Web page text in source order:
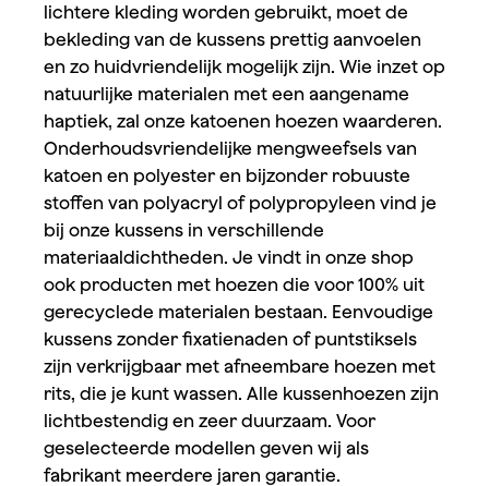
lichtere kleding worden gebruikt, moet de
bekleding van de kussens prettig aanvoelen
en zo huidvriendelijk mogelijk zijn. Wie inzet op
natuurlijke materialen met een aangename
haptiek, zal onze katoenen hoezen waarderen.
Onderhoudsvriendelijke mengweefsels van
katoen en polyester en bijzonder robuuste
stoffen van polyacryl of polypropyleen vind je
bij onze kussens in verschillende
materiaaldichtheden. Je vindt in onze shop
ook producten met hoezen die voor 100% uit
gerecyclede materialen bestaan. Eenvoudige
kussens zonder fixatienaden of puntstiksels
zijn verkrijgbaar met afneembare hoezen met
rits, die je kunt wassen. Alle kussenhoezen zijn
lichtbestendig en zeer duurzaam. Voor
geselecteerde modellen geven wij als
fabrikant meerdere jaren garantie.